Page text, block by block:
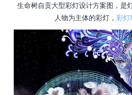
生命树自贡大型彩灯设计方案图，是
人物为主体的彩灯， 彩灯